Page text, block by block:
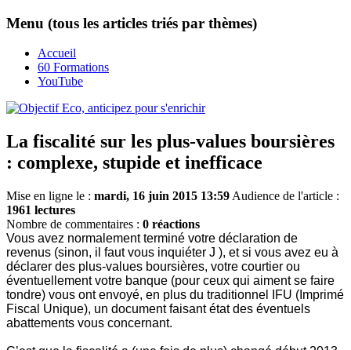
Menu (tous les articles triés par thèmes)
Accueil
60 Formations
YouTube
La fiscalité sur les plus-values boursières
: complexe, stupide et inefficace
Mise en ligne le : mardi, 16 juin 2015 13:59 Audience de l'article :
1961 lectures
Nombre de commentaires : 0 réactions
Vous avez normalement terminé votre déclaration de
revenus (sinon, il faut vous inquiéter J ), et si vous avez eu à
déclarer des plus-values boursières, votre courtier ou
éventuellement votre banque (pour ceux qui aiment se faire
tondre) vous ont envoyé, en plus du traditionnel IFU (Imprimé
Fiscal Unique), un document faisant état des éventuels
abattements vous concernant.